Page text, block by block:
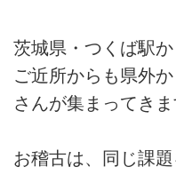
茨城県・つくば駅か
ご近所からも県外
さんが集まってきま
お稽古は、同じ課